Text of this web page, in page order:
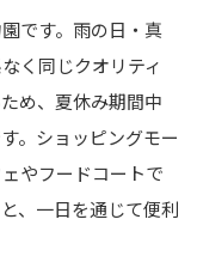
です。雨の日・真
く同じクオリティ
め、夏休み期間中
。ショッピングモー
やフードコートで
、一日を通じて便利